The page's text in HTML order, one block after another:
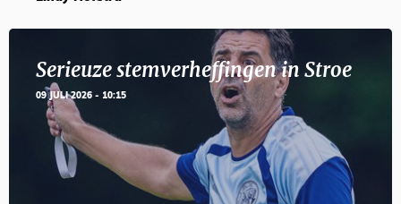
Serieuze stemverheffingen in Stroe
09 JULI 2026 - 10:15